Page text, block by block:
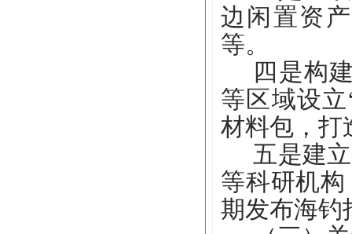
边闲置资
等。
四是构
等区域设
材料包，打
五是建
等科研机
期发布海钓